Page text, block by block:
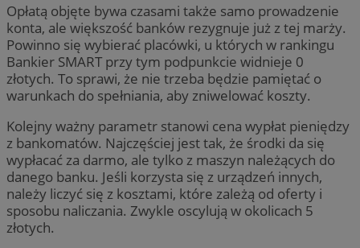
Opłatą objęte bywa czasami także samo prowadzenie
konta, ale większość banków rezygnuje już z tej marży.
Powinno się wybierać placówki, u których w rankingu
Bankier SMART przy tym podpunkcie widnieje 0
złotych. To sprawi, że nie trzeba będzie pamiętać o
warunkach do spełniania, aby zniwelować koszty.
Kolejny ważny parametr stanowi cena wypłat pieniędzy
z bankomatów. Najczęściej jest tak, że środki da się
wypłacać za darmo, ale tylko z maszyn należących do
danego banku. Jeśli korzysta się z urządzeń innych,
należy liczyć się z kosztami, które zależą od oferty i
sposobu naliczania. Zwykle oscylują w okolicach 5
złotych.